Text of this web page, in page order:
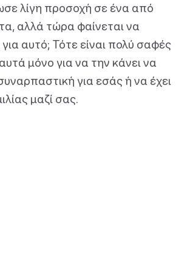
λίγη προσοχή σε ένα από
αλλά τώρα φαίνεται να
αυτό; Τότε είναι πολύ σαφές
μόνο για να την κάνει να
για εσάς ή να έχει
μαζί σας.